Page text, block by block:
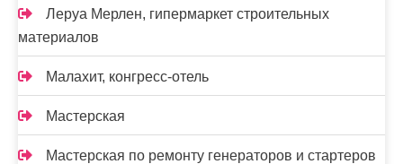
Леруа Мерлен, гипермаркет строительных
материалов
Малахит, конгресс-отель
Мастерская
Мастерская по ремонту генераторов и стартеров